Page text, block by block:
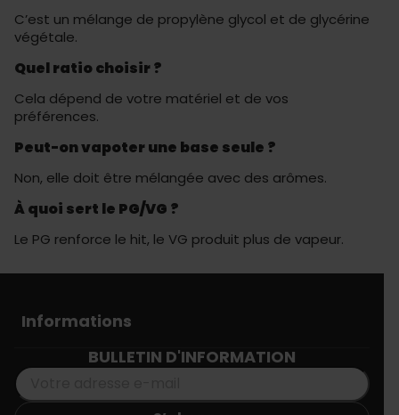
C’est un mélange de propylène glycol et de glycérine
végétale.
Quel ratio choisir ?
Cela dépend de votre matériel et de vos
préférences.
Peut-on vapoter une base seule ?
Non, elle doit être mélangée avec des arômes.
À quoi sert le PG/VG ?
Le PG renforce le hit, le VG produit plus de vapeur.
Informations
BULLETIN D'INFORMATION